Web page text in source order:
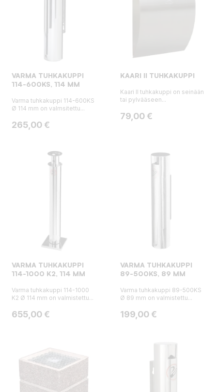
VARMA TUHKAKUPPI
114-600KS, 114 MM
Varma tuhkakuppi 114-600KS
Ø 114 mm on valmsitettu...
Hinta
265,00 €
KAARI II TUHKAKUPPI
Kaari II tuhkakuppi on seinään
tai pylvääseen...
Hinta
79,00 €
VARMA TUHKAKUPPI
114-1000 K2, 114 MM
Varma tuhkakuppi 114-1000
K2 Ø 114 mm on valmistettu...
Hinta
655,00 €
VARMA TUHKAKUPPI
89-500KS, 89 MM
Varma tuhkakuppi 89-500KS
Ø 89 mm on valmistettu...
Hinta
199,00 €